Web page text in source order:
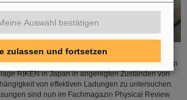
unter Beteiligung von
GSI/FAIR ist es erstmals geglückt, in Experimenten
RIKEN in Japan in angeregten Zuständen von
von effektiven Ladungen zu untersuchen.
sind nun im Fachmagazin Physical Review
Auswahl bestätigen
zulassen und fortsetzen